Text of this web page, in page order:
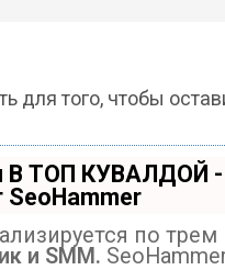
для того, чтобы
В ТОП КУВАЛДОЙ
по трем
и SMM.